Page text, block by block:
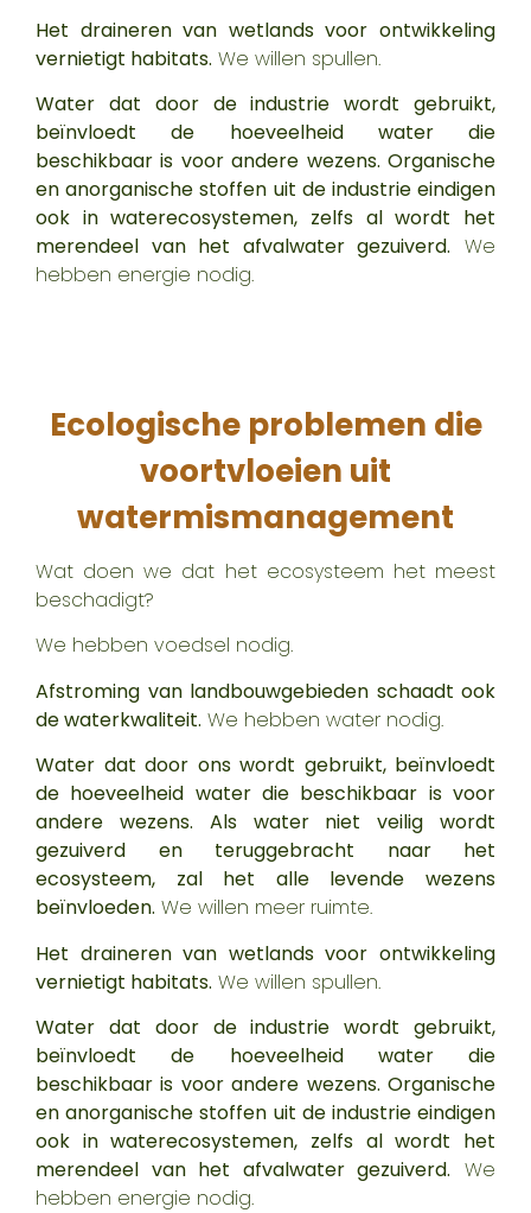
Het draineren van wetlands voor ontwikkeling
vernietigt habitats. We willen spullen.
Water dat door de industrie wordt gebruikt,
beïnvloedt de hoeveelheid water die
beschikbaar is voor andere wezens. Organische
en anorganische stoffen uit de industrie eindigen
ook in waterecosystemen, zelfs al wordt het
merendeel van het afvalwater gezuiverd. We
hebben energie nodig.
Ecologische problemen die
voortvloeien uit
watermismanagement
Wat doen we dat het ecosysteem het meest
beschadigt?
We hebben voedsel nodig.
Afstroming van landbouwgebieden schaadt ook
de waterkwaliteit. We hebben water nodig.
Water dat door ons wordt gebruikt, beïnvloedt
de hoeveelheid water die beschikbaar is voor
andere wezens. Als water niet veilig wordt
gezuiverd en teruggebracht naar het
ecosysteem, zal het alle levende wezens
beïnvloeden. We willen meer ruimte.
Het draineren van wetlands voor ontwikkeling
vernietigt habitats. We willen spullen.
Water dat door de industrie wordt gebruikt,
beïnvloedt de hoeveelheid water die
beschikbaar is voor andere wezens. Organische
en anorganische stoffen uit de industrie eindigen
ook in waterecosystemen, zelfs al wordt het
merendeel van het afvalwater gezuiverd. We
hebben energie nodig.